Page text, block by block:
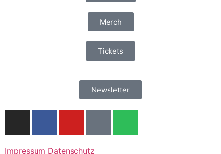
Merch
Tickets
Newsletter
Impressum Datenschutz